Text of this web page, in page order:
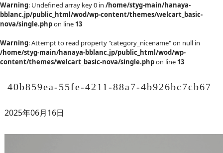
Warning: Undefined array key 0 in /home/styg-main/hanaya-
bblanc.jp/public_html/wod/wp-content/themes/welcart_basic-
nova/single.phpon line 13
Warning: Attempt to read property "category_nicename" on null in
/home/styg-main/hanaya-bblanc.jp/public_html/wod/wp-
content/themes/welcart_basic-nova/single.phpon line 13
40b859ea-55fe-4211-88a7-4b926bc7cb67
2025年06月16日